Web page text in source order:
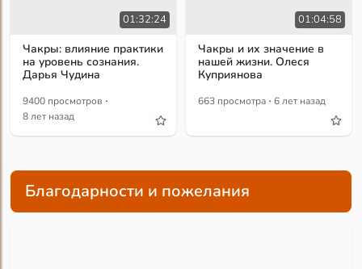
01:32:24
Чакры: влияние практики
на уровень сознания.
Дарья Чудина
9400 просмотров ·
8 лет назад
01:04:58
Чакры и их значение в
нашей жизни. Олеся
Куприянова
663 просмотра · 6 лет назад
Благодарности и пожелания